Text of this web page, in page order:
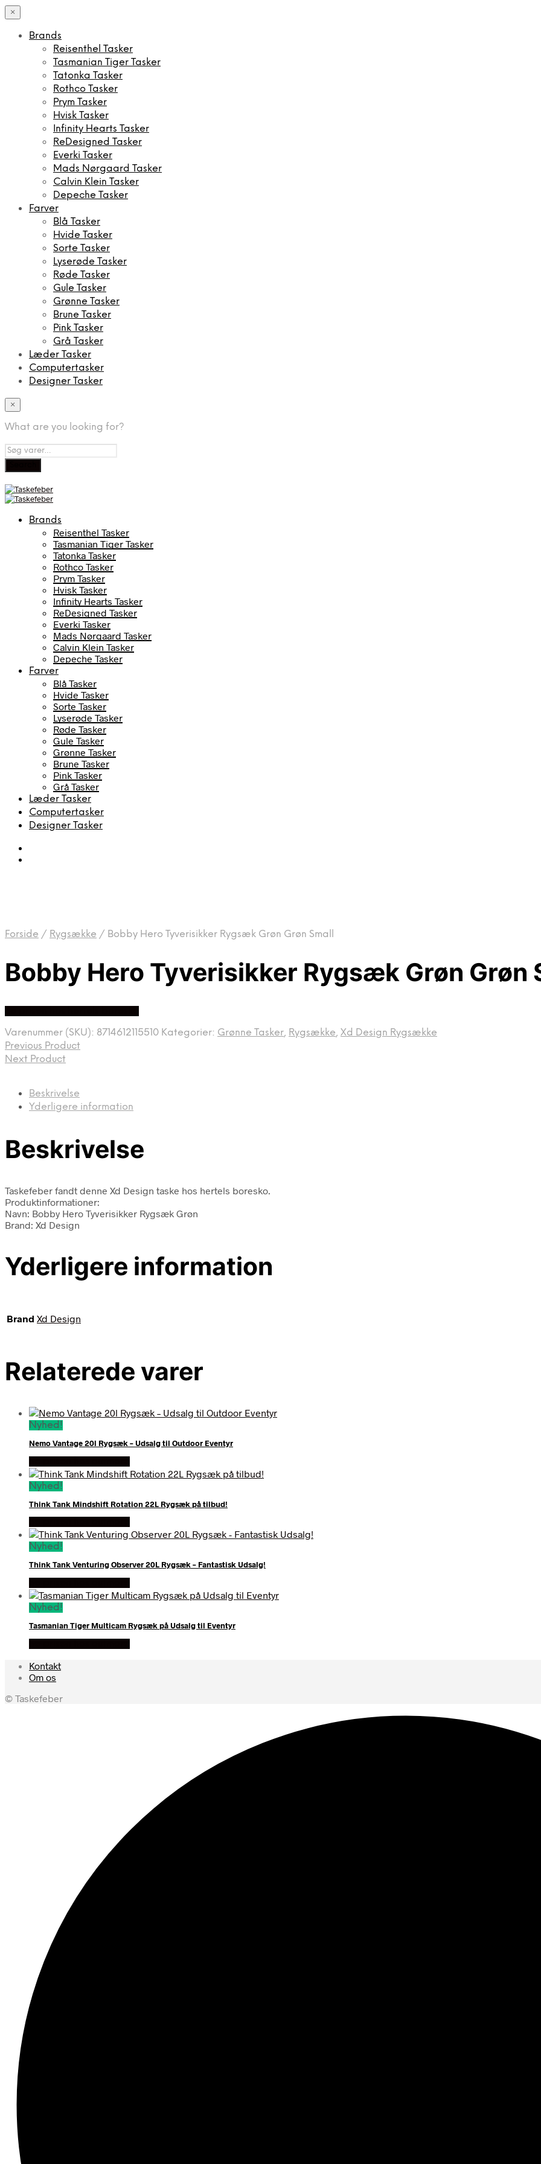
×
Brands
Reisenthel Tasker
Tasmanian Tiger Tasker
Tatonka Tasker
Rothco Tasker
Prym Tasker
Hvisk Tasker
Infinity Hearts Tasker
ReDesigned Tasker
Everki Tasker
Mads Nørgaard Tasker
Calvin Klein Tasker
Depeche Tasker
Farver
Blå Tasker
Hvide Tasker
Sorte Tasker
Lyserøde Tasker
Røde Tasker
Gule Tasker
Grønne Tasker
Brune Tasker
Pink Tasker
Grå Tasker
Læder Tasker
Computertasker
Designer Tasker
×
What are you looking for?
Brands
Reisenthel Tasker
Tasmanian Tiger Tasker
Tatonka Tasker
Rothco Tasker
Prym Tasker
Hvisk Tasker
Infinity Hearts Tasker
ReDesigned Tasker
Everki Tasker
Mads Nørgaard Tasker
Calvin Klein Tasker
Depeche Tasker
Farver
Blå Tasker
Hvide Tasker
Sorte Tasker
Lyserøde Tasker
Røde Tasker
Gule Tasker
Grønne Tasker
Brune Tasker
Pink Tasker
Grå Tasker
Læder Tasker
Computertasker
Designer Tasker
Forside / Rygsække / Bobby Hero Tyverisikker Rygsæk Grøn Grøn Small
Bobby Hero Tyverisikker Rygsæk Grøn Grøn
Varenummer (SKU): 8714612115510 Kategorier: Grønne Tasker, Rygsække, Xd Design Rygsække
Previous Product
Next Product
Beskrivelse
Yderligere information
Beskrivelse
Taskefeber fandt denne Xd Design taske hos hertels boresko.
Produktinformationer:
Navn: Bobby Hero Tyverisikker Rygsæk Grøn
Brand: Xd Design
Yderligere information
Brand Xd Design
Relaterede varer
Nyhed!
Nemo Vantage 20l Rygsæk – Udsalg til Outdoor Eventyr
Nyhed!
Think Tank Mindshift Rotation 22L Rygsæk på tilbud!
Nyhed!
Think Tank Venturing Observer 20L Rygsæk – Fantastisk Udsalg!
Nyhed!
Tasmanian Tiger Multicam Rygsæk på Udsalg til Eventyr
Kontakt
Om os
© Taskefeber